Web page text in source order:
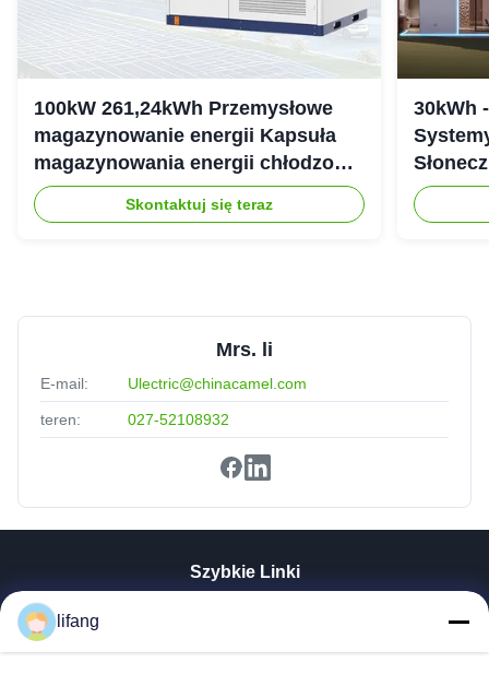
100kW 261,24kWh Przemysłowe
magazynowanie energii Kapsuła
magazynowania energii chłodzonej
cieczą IP54
Skontaktuj się teraz
30kWh
Mrs. li
E-mail: Ulectric@chinacamel.com
teren: 027-52108932
Szybkie Linki
lifang